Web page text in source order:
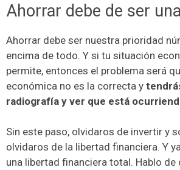
Ahorrar debe de ser
Ahorrar debe ser nuestra prioridad
encima de todo. Y si tu situación
permite, entonces el problema será
económica no es la correcta y
radiografía y ver que está
Sin este paso, olvidaros de invertir y
olvidaros de la libertad financiera. Y
una libertad financiera total. Hablo de